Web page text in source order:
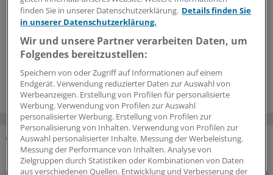
ausgezeichneten QuATRoNetzen. Thomas Schang hat
das Netz 2003 mitgegründet. Im Interview erklärt er, wie
Netzarbeit den Praxisalltag unterstützt.
Kooperation|In Kooperation mit:AOK-Bundesverband
25.06.2026
DAS KÖNNTE SIE AUCH INTERESSIEREN
finden Sie in unserer Datenschutzerklärung. Details finden Sie
in unserer Datenschutzerklärung.
Wir und unsere Partner verarbeiten Daten, um
Folgendes bereitzustellen:
Speichern von oder Zugriff auf Informationen auf einem
Endgerät. Verwendung reduzierter Daten zur Auswahl von
Werbeanzeigen. Erstellung von Profilen für personalisierte
Werbung. Verwendung von Profilen zur Auswahl
personalisierter Werbung. Erstellung von Profilen zur
Personalisierung von Inhalten. Verwendung von Profilen zur
Auswahl personalisierter Inhalte. Messung der Werbeleistung.
Messung der Performance von Inhalten. Analyse von
Zielgruppen durch Statistiken oder Kombinationen von Daten
aus verschiedenen Quellen. Entwicklung und Verbesserung der